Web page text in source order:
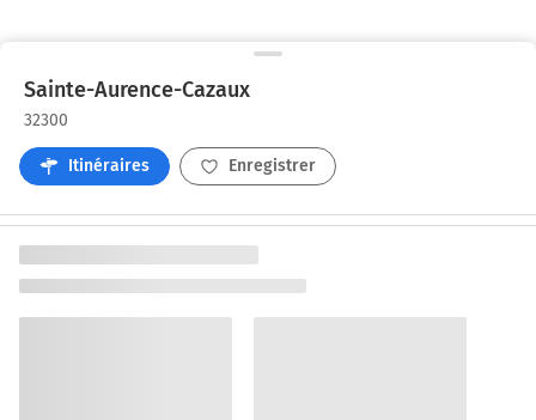
Sainte-Aurence-Cazaux
32300
Itinéraires Enregistrer